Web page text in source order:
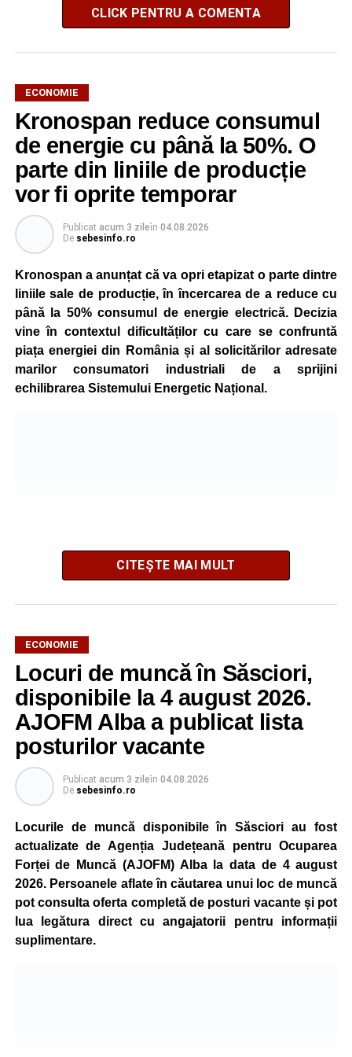
CLICK PENTRU A COMENTA
ECONOMIE
Kronospan reduce consumul
de energie cu până la 50%. O
parte din liniile de producție
vor fi oprite temporar
Publicat acum 3 zileîn 04.08.2026
De sebesinfo.ro
Kronospan a anunțat că va opri etapizat o parte dintre
liniile sale de producție, în încercarea de a reduce cu
până la 50% consumul de energie electrică. Decizia
vine în contextul dificultăților cu care se confruntă
piața energiei din România și al solicitărilor adresate
marilor consumatori industriali de a sprijini
echilibrarea Sistemului Energetic Național.
Potrivit unui comunicat al companiei, măsura va fi aplicată
gradual, în funcție de necesitățile sistemului energetic.
Reprezentanții Kronospan precizează că evoluția situației
este monitorizată permanent, iar activitatea va reveni la
capacitate normală imediat ce condițiile vor permite.
Compania dă asigurări că oprirea temporară a unor linii
de producție nu va afecta livrările către clienți.
Kronospan se numără printre cei mai mari consumatori de
energie electrică din România. O parte din necesarul
energetic este acoperită prin producția proprie de energie,
realizată cu ajutorul panourilor fotovoltaice și al unităților
de cogenerare.
Reprezentanții companiei afirmă că vor continua
colaborarea cu autoritățile și operatorii din domeniul
energetic pentru a contribui la depășirea perioadei dificile
CITEȘTE MAI MULT
ECONOMIE
Locuri de muncă în Săsciori,
disponibile la 4 august 2026.
AJOFM Alba a publicat lista
posturilor vacante
Publicat acum 3 zileîn 04.08.2026
De sebesinfo.ro
Locurile de muncă disponibile în Săsciori au fost
actualizate de Agenția Județeană pentru Ocuparea
Forței de Muncă (AJOFM) Alba la data de 4 august
2026. Persoanele aflate în căutarea unui loc de muncă
pot consulta oferta completă de posturi vacante și pot
lua legătura direct cu angajatorii pentru informații
suplimentare.